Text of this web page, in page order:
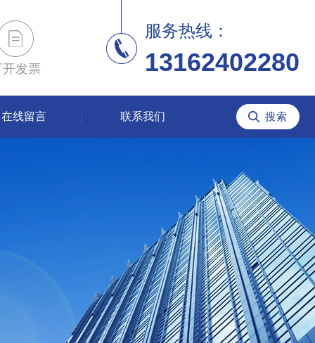
开发票
服务热线：
13162402280
在线留言 联系我们